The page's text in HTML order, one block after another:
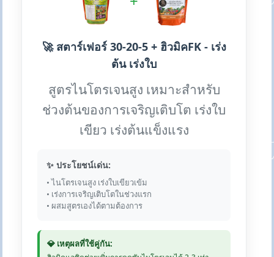
🚀 สตาร์เฟอร์ 30-20-5 + ฮิวมิคFK - เร่ง
ต้น เร่งใบ
สูตรไนโตรเจนสูง เหมาะสำหรับ
ช่วงต้นของการเจริญเติบโต เร่งใบ
เขียว เร่งต้นแข็งแรง
✨ ประโยชน์เด่น:
• ไนโตรเจนสูง เร่งใบเขียวเข้ม
• เร่งการเจริญเติบโตในช่วงแรก
• ผสมสูตรเองได้ตามต้องการ
💎 เหตุผลที่ใช้คู่กัน: